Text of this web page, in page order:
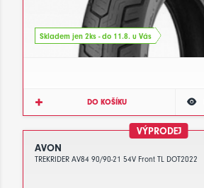
Skladem jen 2ks - do 11.8. u Vás
DO KOŠÍKU
VÝPRODEJ
AVON
TREKRIDER AV84 90/90-21 54V Front TL DOT2022